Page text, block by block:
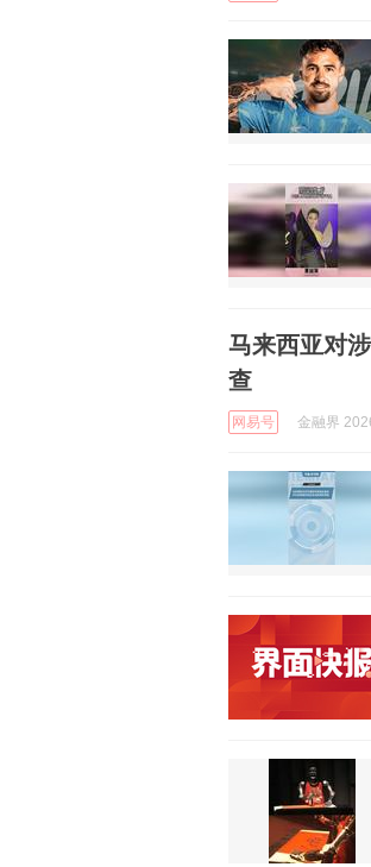
马来西亚对
查
网易号 金融界